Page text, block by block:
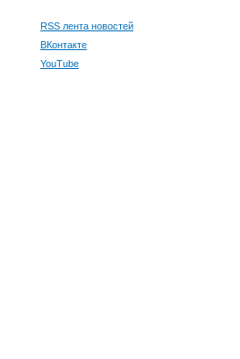
RSS лента новостей
ВКонтакте
YouTube